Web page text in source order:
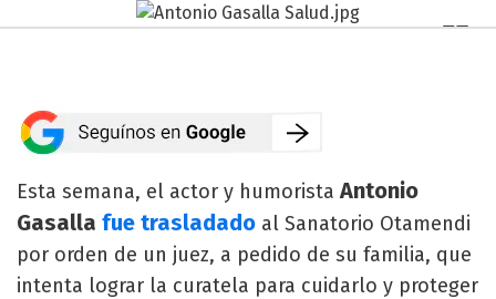
Esta semana, el actor y humoristaAntonio
Gasalla fue trasladado al Sanatorio Otamendi
por orden de un juez, a pedido de su familia, que
intenta lograr la curatela para cuidarlo y proteger